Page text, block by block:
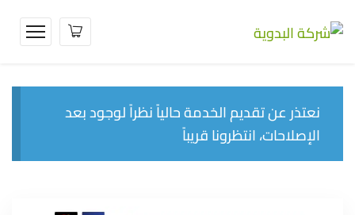
نعتذر عن تقديم الخدمة حالياً نظراً لوجود بعد
الإصلاحات، انتظرونا قريباً